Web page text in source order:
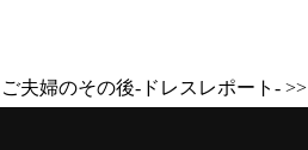
夫婦のその後-ドレスレポート- >>